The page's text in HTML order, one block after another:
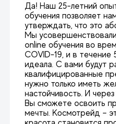
Да! Наш 25-летний
обучения позволяет
утверждать, что это
Мы
online обучения во
COVID-19, и в течение
идеала. С вами будут
квалифицированные
нужно только иметь
настойчивость. И
Вы сможете освоить
мечты. Космотрейд –